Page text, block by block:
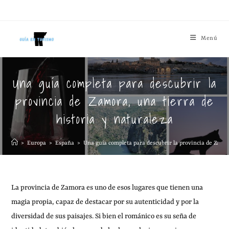
Menú
Una guía completa para descubrir la
provincia de Zamora, una tierra de
historia y naturaleza
> Europa > España > Una guía completa para descubrir la provincia de
La provincia de Zamora es uno de esos lugares que tienen una
magia propia, capaz de destacar por su autenticidad y por la
diversidad de sus paisajes. Si bien el románico es su seña de